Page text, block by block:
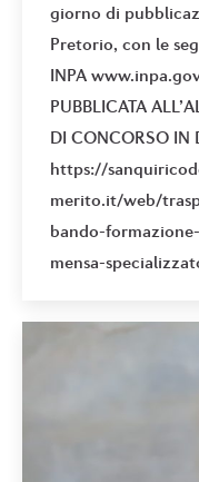
giorno di
Pretorio, con le
INPA
PUBBLICATA
DI CONCORSO IN
https://
merito.it/web/
bando-
mensa-